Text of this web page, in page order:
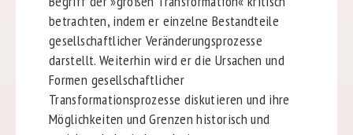
betrachten, indem er einzelne Bestandteile
gesellschaftlicher Veränderungsprozesse
darstellt. Weiterhin wird er die Ursachen und
Formen gesellschaftlicher
Transformationsprozesse diskutieren und ihre
Möglichkeiten und Grenzen historisch und